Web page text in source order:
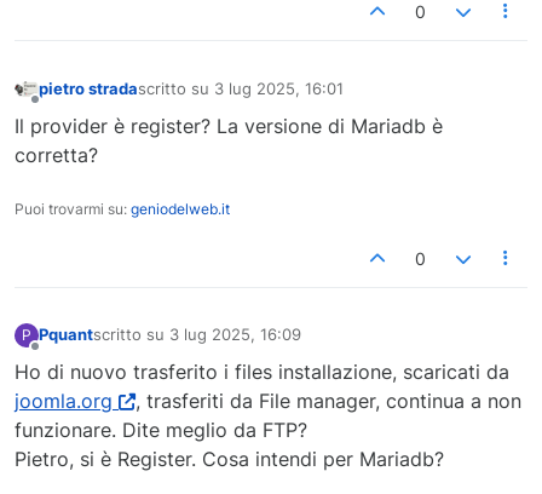
0
pietro stradascritto su 3 lug 2025, 16:01
ultima modifica di
Il provider è register? La versione di Mariadb è
corretta?
Puoi trovarmi su: geniodelweb.it
0
P Pquantscritto su 3 lug 2025, 16:09
ultima modifica di
Ho di nuovo trasferito i files installazione, scaricati da
joomla.org
, trasferiti da File manager, continua a non
funzionare. Dite meglio da FTP?
Pietro, si è Register. Cosa intendi per Mariadb?